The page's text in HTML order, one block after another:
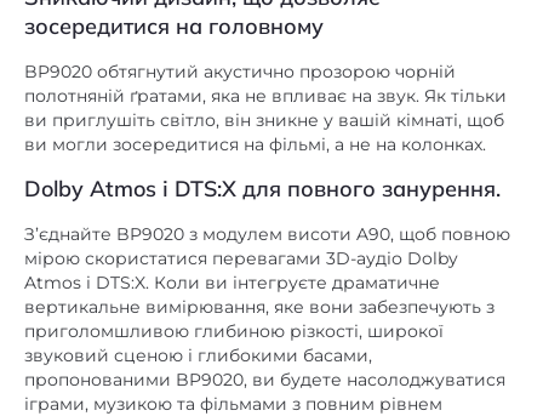
зосередитися на головному
BP9020 обтягнутий акустично прозорою чорній
полотняній ґратами, яка не впливає на звук. Як тільки
ви приглушіть світло, він зникне у вашій кімнаті, щоб
ви могли зосередитися на фільмі, а не на колонках.
Dolby Atmos і DTS:X для повного занурення.
З’єднайте BP9020 з модулем висоти A90, щоб повною
мірою скористатися перевагами 3D-аудіо Dolby
Atmos і DTS:X. Коли ви інтегруєте драматичне
вертикальне вимірювання, яке вони забезпечують з
приголомшливою глибиною різкості, широкої
звуковий сценою і глибокими басами,
пропонованими BP9020, ви будете насолоджуватися
іграми, музикою та фільмами з повним рівнем